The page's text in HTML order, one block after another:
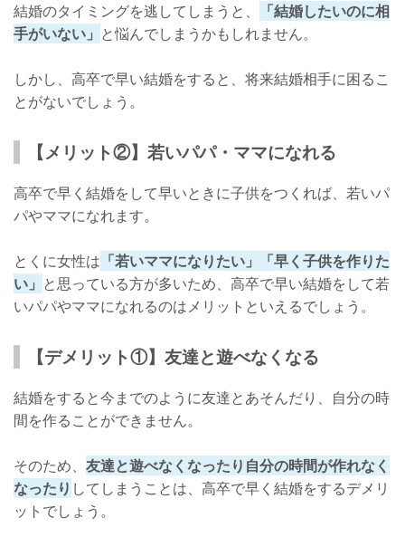
結婚のタイミングを逃してしまうと、
「結婚したいのに相
手がいない」 と悩んでしまうかもしれません。
しかし、高卒で早い結婚をすると、将来結婚相手に困るこ
とがないでしょう。
【メリット②】若いパパ・ママになれる
高卒で早く結婚をして早いときに子供をつくれば、若いパ
パやママになれます。
とくに女性は 「若いママになりたい」「早く子供を作りた
い」 と思っている方が多いため、高卒で早い結婚をして若
いパパやママになれるのはメリットといえるでしょう。
【デメリット①】友達と遊べなくなる
結婚をすると今までのように友達とあそんだり、自分の時
間を作ることができません。
そのため、 友達と遊べなくなったり自分の時間が作れなく
なったり してしまうことは、高卒で早く結婚をするデメリ
ットでしょう。